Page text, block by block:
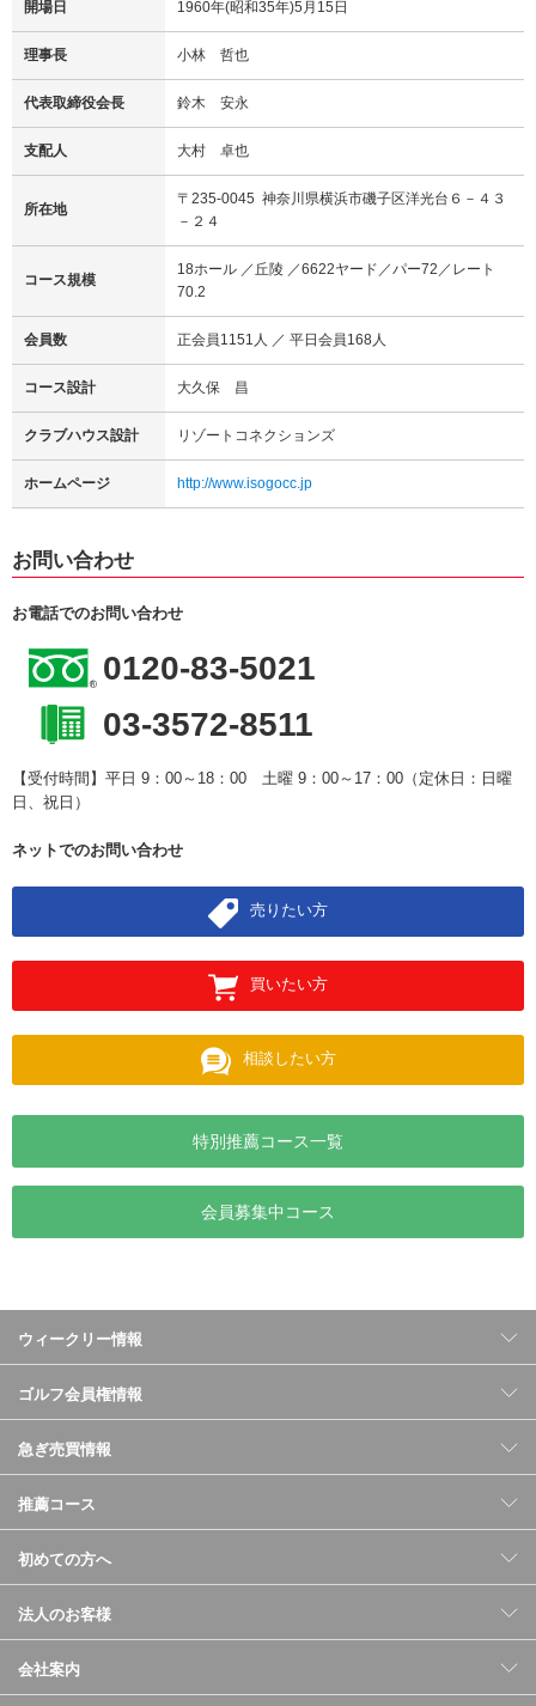
開場日 1960年(昭和35年)5月15日
理事長 小林 哲也
代表取締役会長 鈴木 安永
支配人 大村 卓也
所在地
〒235-0045 神奈川県横浜市磯子区洋光台６－４３
－２４
コース規模
18ホール ／丘陵 ／6622ヤード／パー72／レート
70.2
会員数 正会員1151人 ／ 平日会員168人
コース設計 大久保 昌
クラブハウス設計 リゾートコネクションズ
ホームページ http://www.isogocc.jp
お問い合わせ
お電話でのお問い合わせ
0120-83-5021
03-3572-8511
【受付時間】平日 9：00～18：00 土曜 9：00～17：00（定休日：日曜
日、祝日）
ネットでのお問い合わせ
売りたい方
買いたい方
相談したい方
特別推薦コース一覧
会員募集中コース
ウィークリー情報
ゴルフ会員権情報
急ぎ売買情報
推薦コース
初めての方へ
法人のお客様
会社案内